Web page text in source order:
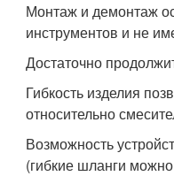
Монтаж и демонтаж
инструментов и не
Достаточно
Гибкость изделия
относительно
Возможность
(гибкие шланги